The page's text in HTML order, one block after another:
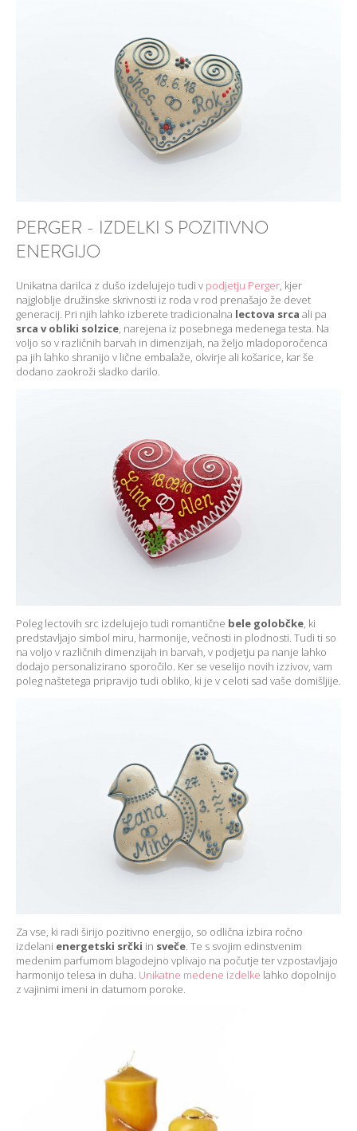
PERGER - IZDELKI S POZITIVNO
ENERGIJO
Unikatna darilca z dušo izdelujejo tudi v podjetju Perger, kjer
najgloblje družinske skrivnosti iz roda v rod prenašajo že devet
generacij. Pri njih lahko izberete tradicionalna lectova srca ali pa
srca v obliki solzice, narejena iz posebnega medenega testa. Na
voljo so v različnih barvah in dimenzijah, na željo mladoporočenca
pa jih lahko shranijo v lične embalaže, okvirje ali košarice, kar še
dodano zaokroži sladko darilo.
Poleg lectovih src izdelujejo tudi romantične bele golobčke, ki
predstavljajo simbol miru, harmonije, večnosti in plodnosti. Tudi ti so
na voljo v različnih dimenzijah in barvah, v podjetju pa nanje lahko
dodajo personalizirano sporočilo. Ker se veselijo novih izzivov, vam
poleg naštetega pripravijo tudi obliko, ki je v celoti sad vaše domišljije.
Za vse, ki radi širijo pozitivno energijo, so odlična izbira ročno
izdelani energetski srčki in sveče. Te s svojim edinstvenim
medenim parfumom blagodejno vplivajo na počutje ter vzpostavljajo
harmonijo telesa in duha. Unikatne medene izdelke lahko dopolnijo
z vajinimi imeni in datumom poroke.